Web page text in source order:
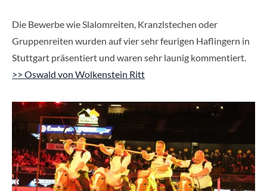
Die Bewerbe wie Slalomreiten, Kranzlstechen oder
Gruppenreiten wurden auf vier sehr feurigen Haflingern in
Stuttgart präsentiert und waren sehr launig kommentiert.
>> Oswald von Wolkenstein Ritt